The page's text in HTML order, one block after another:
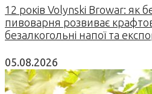
12 років Volynski Browar: як
пивоварня розвиває
безалкогольні напої та
05.08.2026